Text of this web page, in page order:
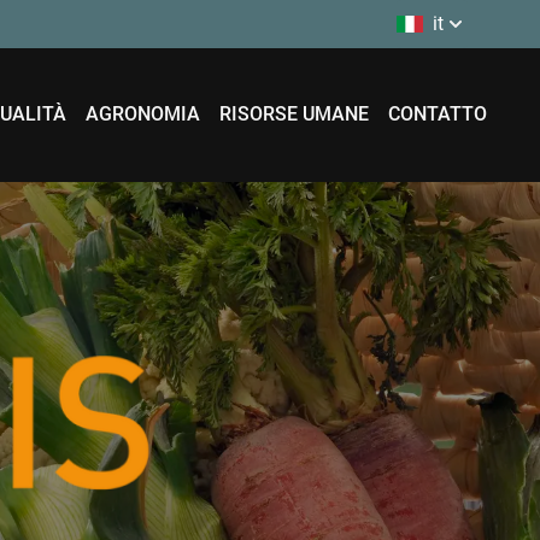
it
AGRONOMIA RISORSE UMANE CONTATTO